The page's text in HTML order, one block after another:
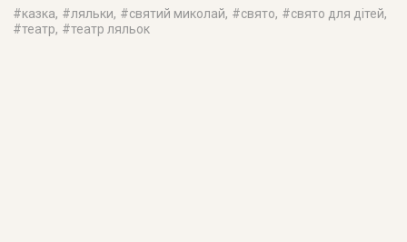
#казка, #ляльки, #святий миколай, #свято, #свято для дітей,
#театр, #театр ляльок